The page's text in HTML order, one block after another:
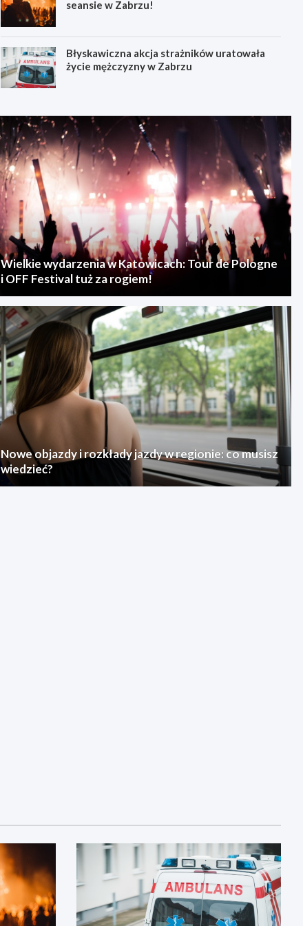
seansie w Zabrzu!
Błyskawiczna akcja strażników uratowała
życie mężczyzny w Zabrzu
Wielkie wydarzenia w Katowicach: Tour de Pologne
i OFF Festival tuż za rogiem!
Nowe objazdy i rozkłady jazdy w regionie: co musisz
wiedzieć?